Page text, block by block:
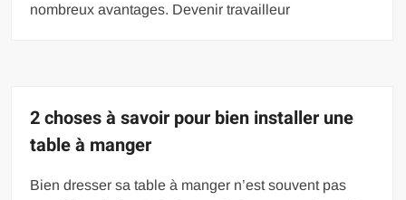
nombreux avantages. Devenir travailleur
2 choses à savoir pour bien installer une
table à manger
Bien dresser sa table à manger n’est souvent pas